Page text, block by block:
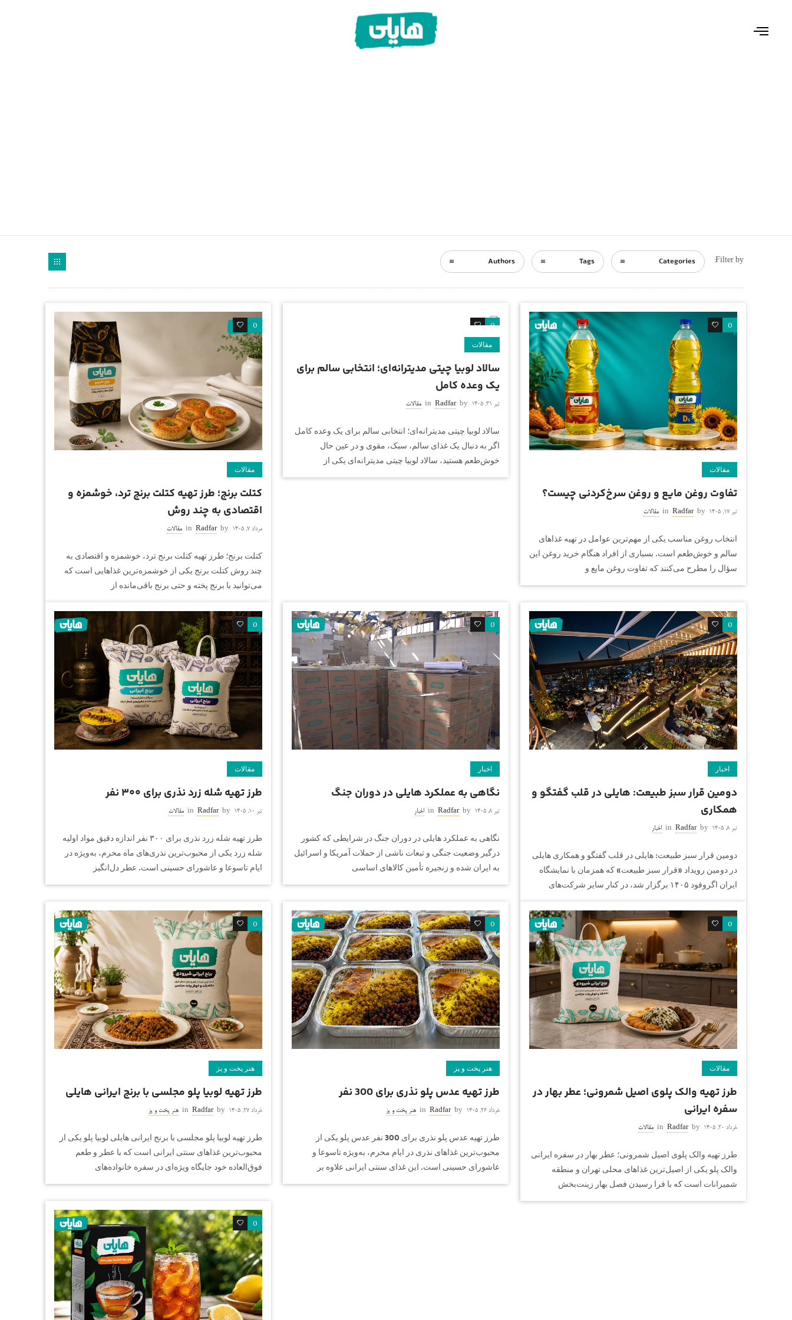
Filter by:
Categories
Tags
Authors
0
0
مقالات
کتلت برنج؛ طرز تهیه کتلت برنج ترد، خوشمزه و
اقتصادی به چند روش
مرداد ۷, ۱۴۰۵ by
Radfar
in مقالات
کتلت برنج؛ طرز تهیه کتلت برنج ترد، خوشمزه و اقتصادی به
چند روش کتلت برنج یکی از خوشمزه‌ترین غذاهایی است که
می‌توانید با برنج پخته و حتی برنج باقی‌مانده از
0
0
مقالات
سالاد لوبیا چیتی مدیترانه‌ای؛ انتخابی سالم برای
یک وعده کامل
تیر ۳۱, ۱۴۰۵ by
Radfar
in مقالات
سالاد لوبیا چیتی مدیترانه‌ای؛ انتخابی سالم برای یک وعده کامل
اگر به دنبال یک غذای سالم، سبک، مقوی و در عین حال
خوش‌طعم هستید، سالاد لوبیا چیتی مدیترانه‌ای یکی از
0
0
مقالات
تفاوت روغن مایع و روغن سرخ‌کردنی چیست؟
تیر ۱۷, ۱۴۰۵ by
Radfar
in مقالات
انتخاب روغن مناسب یکی از مهم‌ترین عوامل در تهیه غذاهای
سالم و خوش‌طعم است. بسیاری از افراد هنگام خرید روغن این
سؤال را مطرح می‌کنند که تفاوت روغن مایع و
0
0
مقالات
طرز تهیه شله زرد نذری برای ۳۰۰ نفر
تیر ۱۰, ۱۴۰۵ by
Radfar
in مقالات
طرز تهیه شله زرد نذری برای ۳۰۰ نفر اندازه دقیق مواد اولیه
شله زرد یکی از محبوب‌ترین نذری‌های ماه محرم، به‌ویژه در
ایام تاسوعا و عاشورای حسینی است. عطر دل‌انگیز
0
0
اخبار
نگاهی به عملکرد هایلی در دوران جنگ
تیر ۸, ۱۴۰۵ by
Radfar
in اخبار
نگاهی به عملکرد هایلی در دوران جنگ در شرایطی که کشور
درگیر وضعیت جنگی و تبعات ناشی از حملات آمریکا و اسرائیل
به ایران شده و زنجیره تأمین کالاهای اساسی
0
0
اخبار
دومین قرار سبز طبیعت: هایلی در قلب گفتگو و
همکاری
تیر ۸, ۱۴۰۵ by
Radfar
in اخبار
دومین قرار سبز طبیعت: هایلی در قلب گفتگو و همکاری هایلی
در دومین رویداد «قرار سبز طبیعت» که همزمان با نمایشگاه
ایران اگروفود ۱۴۰۵ برگزار شد، در کنار سایر شرکت‌های
0
0
هنر پخت و پز
طرز تهیه لوبیا پلو مجلسی با برنج ایرانی هایلی
خرداد ۲۷, ۱۴۰۵ by
Radfar
in هنر پخت و پز
طرز تهیه لوبیا پلو مجلسی با برنج ایرانی هایلی لوبیا پلو یکی از
محبوب‌ترین غذاهای سنتی ایرانی است که با عطر و طعم
فوق‌العاده خود جایگاه ویژه‌ای در سفره خانواده‌های
0
0
هنر پخت و پز
طرز تهیه عدس پلو نذری برای 300 نفر
خرداد ۲۶, ۱۴۰۵ by
Radfar
in هنر پخت و پز
طرز تهیه عدس پلو نذری برای 300 نفر عدس پلو یکی از
محبوب‌ترین غذاهای نذری در ایام محرم، به‌ویژه تاسوعا و
عاشورای حسینی است. این غذای سنتی ایرانی علاوه بر
0
0
مقالات
طرز تهیه والک پلوی اصیل شمرونی؛ عطر بهار در
سفره ایرانی
خرداد ۲۰, ۱۴۰۵ by
Radfar
in مقالات
طرز تهیه والک پلوی اصیل شمرونی؛ عطر بهار در سفره ایرانی
والک پلو یکی از اصیل‌ترین غذاهای محلی تهران و منطقه
شمیرانات است که با فرا رسیدن فصل بهار زینت‌بخش
0
0